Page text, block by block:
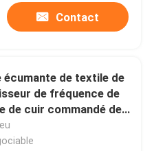
Contact
écumante de textile de
de fréquence de
de cuir commandé de
PVC/PU